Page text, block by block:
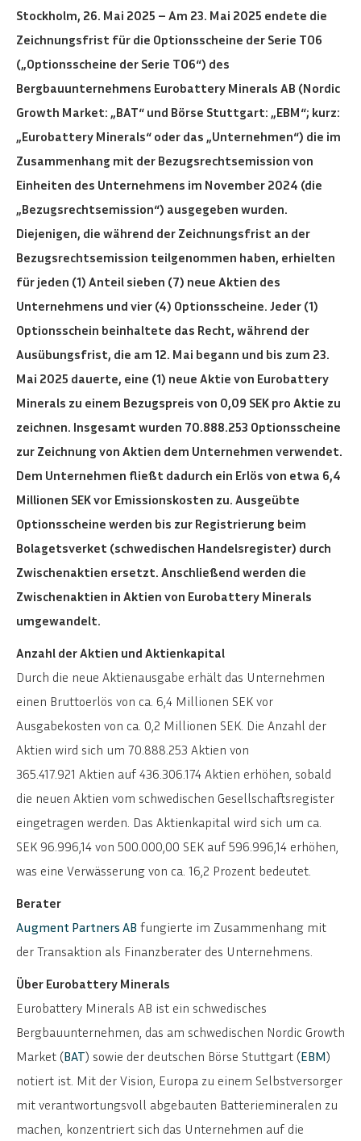
Stockholm, 26. Mai 2025 – Am 23. Mai 2025 endete die
Zeichnungsfrist für die Optionsscheine der Serie TO6
(„Optionsscheine der Serie TO6“) des
Bergbauunternehmens Eurobattery Minerals AB (Nordic
Growth Market: „BAT“ und Börse Stuttgart: „EBM“; kurz:
„Eurobattery Minerals“ oder das „Unternehmen“) die im
Zusammenhang mit der Bezugsrechtsemission von
Einheiten des Unternehmens im November 2024 (die
„Bezugsrechtsemission“) ausgegeben wurden.
Diejenigen, die während der Zeichnungsfrist an der
Bezugsrechtsemission teilgenommen haben, erhielten
für jeden (1) Anteil sieben (7) neue Aktien des
Unternehmens und vier (4) Optionsscheine. Jeder (1)
Optionsschein beinhaltete das Recht, während der
Ausübungsfrist, die am 12. Mai begann und bis zum 23.
Mai 2025 dauerte, eine (1) neue Aktie von Eurobattery
Minerals zu einem Bezugspreis von 0,09 SEK pro Aktie zu
zeichnen. Insgesamt wurden 70.888.253 Optionsscheine
zur Zeichnung von Aktien dem Unternehmen verwendet.
Dem Unternehmen fließt dadurch ein Erlös von etwa 6,4
Millionen SEK vor Emissionskosten zu. Ausgeübte
Optionsscheine werden bis zur Registrierung beim
Bolagetsverket (schwedischen Handelsregister) durch
Zwischenaktien ersetzt. Anschließend werden die
Zwischenaktien in Aktien von Eurobattery Minerals
umgewandelt.
Anzahl der Aktien und Aktienkapital
Durch die neue Aktienausgabe erhält das Unternehmen
einen Bruttoerlös von ca. 6,4 Millionen SEK vor
Ausgabekosten von ca. 0,2 Millionen SEK. Die Anzahl der
Aktien wird sich um 70.888.253 Aktien von
365.417.921 Aktien auf 436.306.174 Aktien erhöhen, sobald
die neuen Aktien vom schwedischen Gesellschaftsregister
eingetragen werden. Das Aktienkapital wird sich um ca.
SEK 96.996,14 von 500.000,00 SEK auf 596.996,14 erhöhen,
was eine Verwässerung von ca. 16,2 Prozent bedeutet.
Berater
Augment Partners AB fungierte im Zusammenhang mit
der Transaktion als Finanzberater des Unternehmens.
Über Eurobattery Minerals
Eurobattery Minerals AB ist ein schwedisches
Bergbauunternehmen, das am schwedischen Nordic Growth
Market (BAT) sowie der deutschen Börse Stuttgart (EBM)
notiert ist. Mit der Vision, Europa zu einem Selbstversorger
mit verantwortungsvoll abgebauten Batteriemineralen zu
machen, konzentriert sich das Unternehmen auf die